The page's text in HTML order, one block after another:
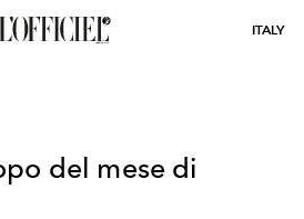
ITALY
del mese di